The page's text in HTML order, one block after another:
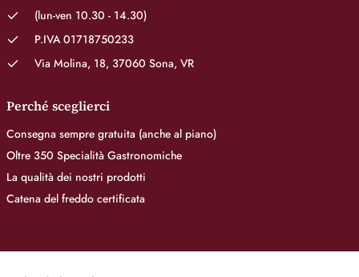
(lun-ven 10.30 - 14.30)
P.IVA 01718750233
Via Molina, 18, 37060 Sona, VR
Perché sceglierci
Consegna sempre gratuita (anche al piano)
Oltre 350 Specialità Gastronomiche
La qualità dei nostri prodotti
Catena del freddo certificata